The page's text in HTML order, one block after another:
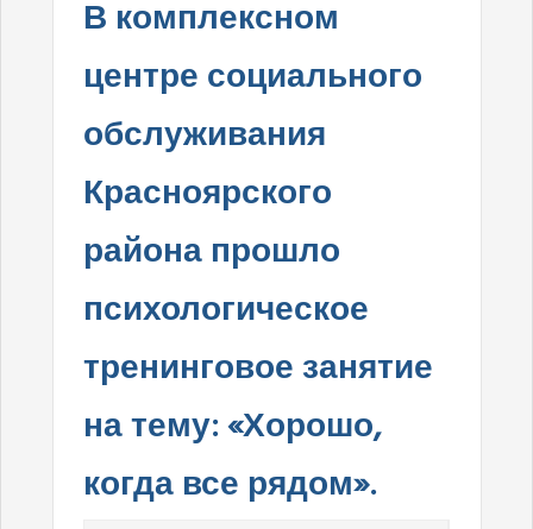
В комплексном
центре социального
обслуживания
Красноярского
района прошло
психологическое
тренинговое занятие
на тему: «Хорошо,
когда все рядом».